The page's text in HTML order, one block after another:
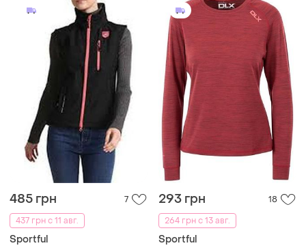
485 грн
7
437 грн с 11 авг.
Sportful
293 грн
18
264 грн с 13 авг.
Sportful